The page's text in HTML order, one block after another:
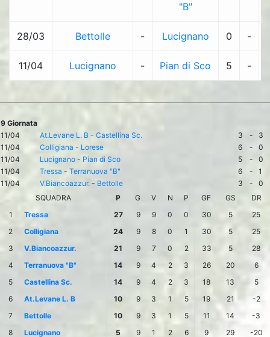
"B"
28/03 Bettolle - Lucignano 0 -
11/04 Lucignano - Pian di Sco 5 -
9 Giornata
11/04
At.Levane L. B - Castellina Sc. 3 -
3
11/04
Colligiana - Lorese 6 -
0
11/04
Lucignano - Pian di Sco 5 -
0
11/04
Tressa - Terranuova "B" 6 -
1
11/04
V.Biancoazzur. - Bettolle 3 -
0
SQUADRA
P G V N P GF GS
DR
1
Tressa 27 9 9 0 0 30 5
25
2
Colligiana 24 9 8 0 1 30 5
25
3
V.Biancoazzur. 21 9 7 0 2 33 5
28
4
Terranuova "B" 14 9 4 2 3 26 20
6
5
Castellina Sc. 14 9 4 2 3 18 13
5
6
At.Levane L. B 10 9 3 1 5 19 21
-2
7
Bettolle 10 9 3 1 5 11 14
-3
8
Lucignano 5 9 1 2 6 9 29 -20